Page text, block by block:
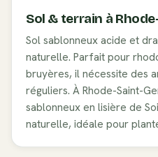
Sol & terrain à
Sol sablonneux acide et
naturelle. Parfait pour
bruyères, il nécessite des
réguliers. À Rhode-Saint-
sablonneux en lisière de
naturelle, idéale pour